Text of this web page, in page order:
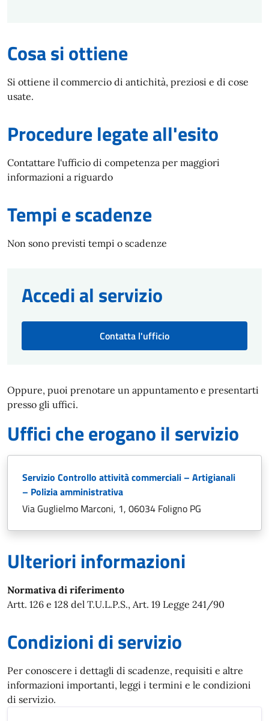
Cosa si ottiene
Si ottiene il commercio di antichità, preziosi e di cose
usate.
Procedure legate all'esito
Contattare l'ufficio di competenza per maggiori
informazioni a riguardo
Tempi e scadenze
Non sono previsti tempi o scadenze
Accedi al servizio
Contatta l'ufficio
Oppure, puoi prenotare un appuntamento e presentarti
presso gli uffici.
Uffici che erogano il servizio
Servizio Controllo attività commerciali – Artigianali
– Polizia amministrativa
Via Guglielmo Marconi, 1, 06034 Foligno PG
Ulteriori informazioni
Normativa di riferimento
Artt. 126 e 128 del T.U.L.P.S., Art. 19 Legge 241/90
Condizioni di servizio
Per conoscere i dettagli di scadenze, requisiti e altre
informazioni importanti, leggi i termini e le condizioni
di servizio.